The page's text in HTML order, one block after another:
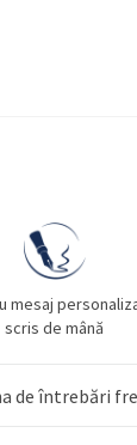
mesaj
scris de mână
de întrebări